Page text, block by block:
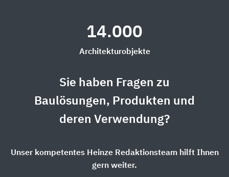
14.000
Architekturobjekte
Sie haben Fragen zu
Baulösungen, Produkten und
deren Verwendung?
Unser kompetentes Heinze Redaktionsteam hilft Ihnen
gern weiter.